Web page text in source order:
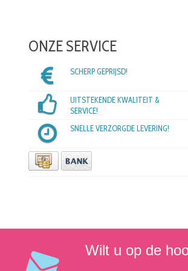
ONZE SERVICE
SCHERP GEPRIJSD!
UITSTEKENDE KWALITEIT &
SERVICE!
SNELLE VERZORGDE LEVERING!
Wilt u op de